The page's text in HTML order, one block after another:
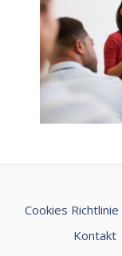
Cookies Richtlinie
Kontakt